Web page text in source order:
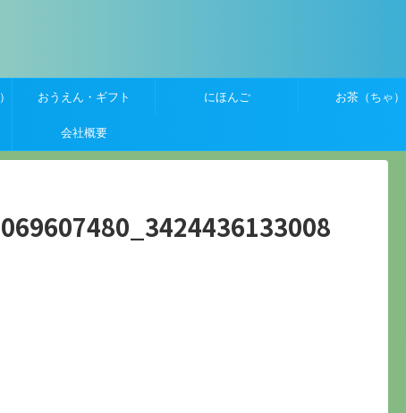
おうえん・ギフト にほんご お茶（ちゃ）
会社概要